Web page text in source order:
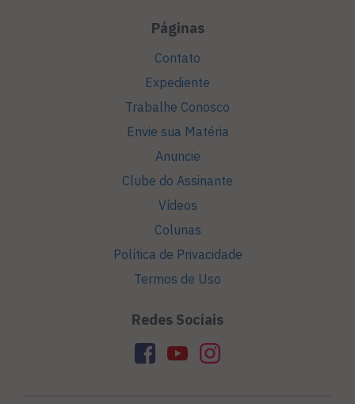
Páginas
Contato
Expediente
Trabalhe Conosco
Envie sua Matéria
Anuncie
Clube do Assinante
Vídeos
Colunas
Política de Privacidade
Termos de Uso
Redes Sociais